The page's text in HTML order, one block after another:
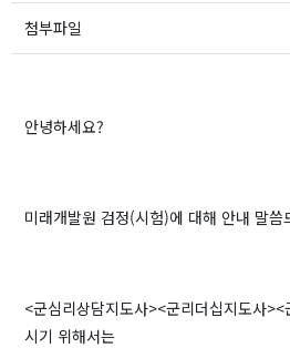
첨부파일
안녕하세요?
미래개발원 검정(시험)에 대해 안내 말씀
<군심리상담지도사><군리더십지도사
시기 위해서는